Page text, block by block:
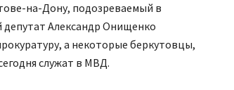
на-Дону, подозреваемый в
депутат Александр Онищенко
а некоторые беркутовцы,
служат в МВД.